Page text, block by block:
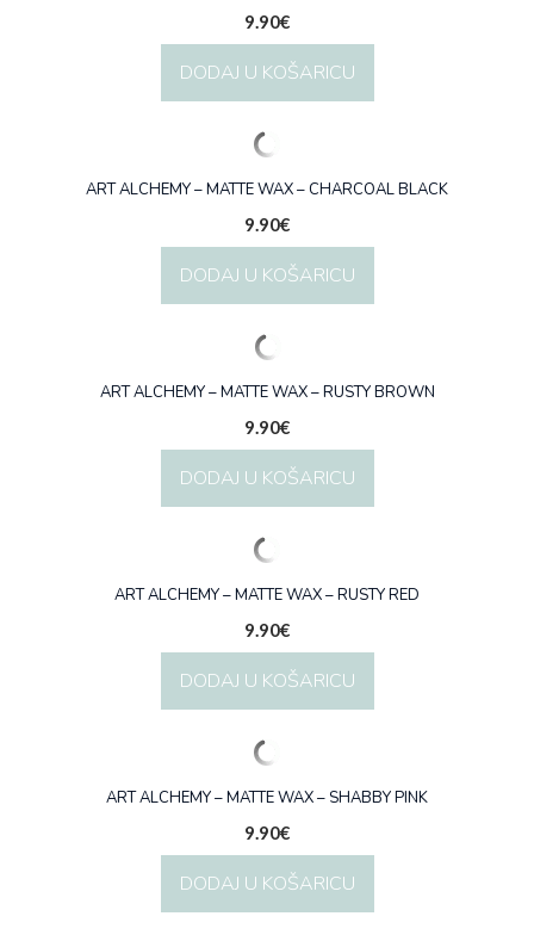
9.90€
DODAJ U KOŠARICU
ART ALCHEMY – MATTE WAX – CHARCOAL BLACK
9.90€
DODAJ U KOŠARICU
ART ALCHEMY – MATTE WAX – RUSTY BROWN
9.90€
DODAJ U KOŠARICU
ART ALCHEMY – MATTE WAX – RUSTY RED
9.90€
DODAJ U KOŠARICU
ART ALCHEMY – MATTE WAX – SHABBY PINK
9.90€
DODAJ U KOŠARICU